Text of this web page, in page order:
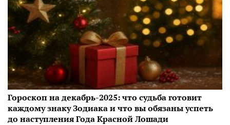
Гороскоп на декабрь-2025: что судьба готовит
каждому знаку Зодиака и что вы обязаны успеть
до наступления Года Красной Лошади